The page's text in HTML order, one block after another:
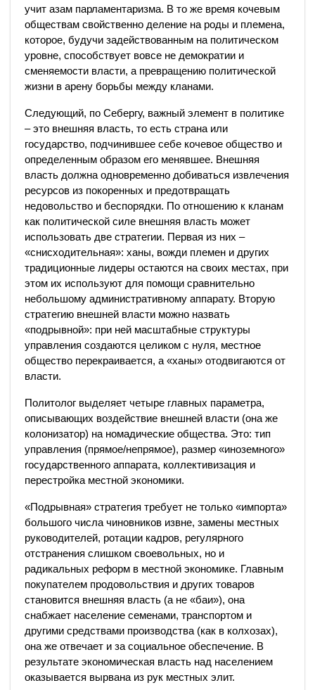
учит азам парламентаризма. В то же время кочевым
обществам свойственно деление на роды и племена,
которое, будучи задействованным на политическом
уровне, способствует вовсе не демократии и
сменяемости власти, а превращению политической
жизни в арену борьбы между кланами.
Следующий, по Себергу, важный элемент в политике
– это внешняя власть, то есть страна или
государство, подчинившее себе кочевое общество и
определенным образом его менявшее. Внешняя
власть должна одновременно добиваться извлечения
ресурсов из покоренных и предотвращать
недовольство и беспорядки. По отношению к кланам
как политической силе внешняя власть может
использовать две стратегии. Первая из них –
«снисходительная»: ханы, вожди племен и других
традиционные лидеры остаются на своих местах, при
этом их используют для помощи сравнительно
небольшому административному аппарату. Вторую
стратегию внешней власти можно назвать
«подрывной»: при ней масштабные структуры
управления создаются целиком с нуля, местное
общество перекраивается, а «ханы» отодвигаются от
власти.
Политолог выделяет четыре главных параметра,
описывающих воздействие внешней власти (она же
колонизатор) на номадические общества. Это: тип
управления (прямое/непрямое), размер «иноземного»
государственного аппарата, коллективизация и
перестройка местной экономики.
«Подрывная» стратегия требует не только «импорта»
большого числа чиновников извне, замены местных
руководителей, ротации кадров, регулярного
отстранения слишком своевольных, но и
радикальных реформ в местной экономике. Главным
покупателем продовольствия и других товаров
становится внешняя власть (а не «баи»), она
снабжает население семенами, транспортом и
другими средствами производства (как в колхозах),
она же отвечает и за социальное обеспечение. В
результате экономическая власть над населением
оказывается вырвана из рук местных элит.